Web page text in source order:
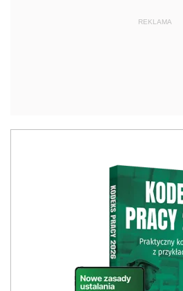
REKLAMA